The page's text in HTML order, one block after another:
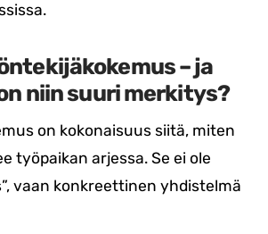
– ja
niin suuri merkitys?
on kokonaisuus siitä, miten
työpaikan arjessa. Se ei ole
vaan konkreettinen yhdistelmä